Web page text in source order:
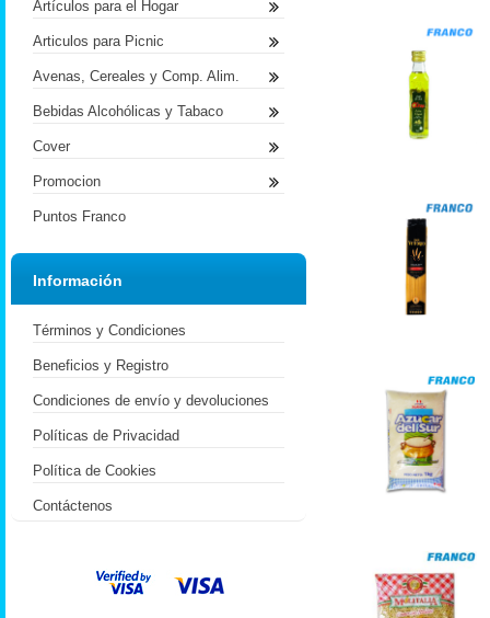
Artículos para el Hogar
Articulos para Picnic
Avenas, Cereales y Comp. Alim.
Bebidas Alcohólicas y Tabaco
Cover
Promocion
Puntos Franco
Información
Términos y Condiciones
Beneficios y Registro
Condiciones de envío y devoluciones
Políticas de Privacidad
Política de Cookies
Contáctenos